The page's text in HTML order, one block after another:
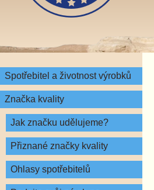
Spotřebitel a životnost výrobků
Značka kvality
Jak značku udělujeme?
Přiznané značky kvality
Ohlasy spotřebitelů